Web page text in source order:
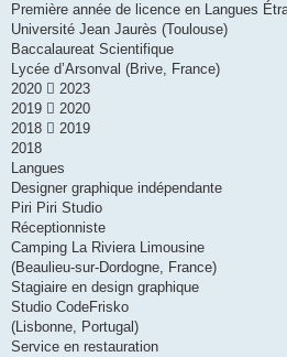
Première année de licence en Langues
Université Jean Jaurès (Toulouse)
Baccalaureat Scientifique
Lycée d’Arsonval (Brive, France)
2020  2023
2019  2020
2018  2019
2018
Langues
Designer graphique indépendante
Piri Piri Studio
Réceptionniste
Camping La Riviera Limousine
(Beaulieu-sur-Dordogne, France)
Stagiaire en design graphique
Studio CodeFrisko
(Lisbonne, Portugal)
Service en restauration